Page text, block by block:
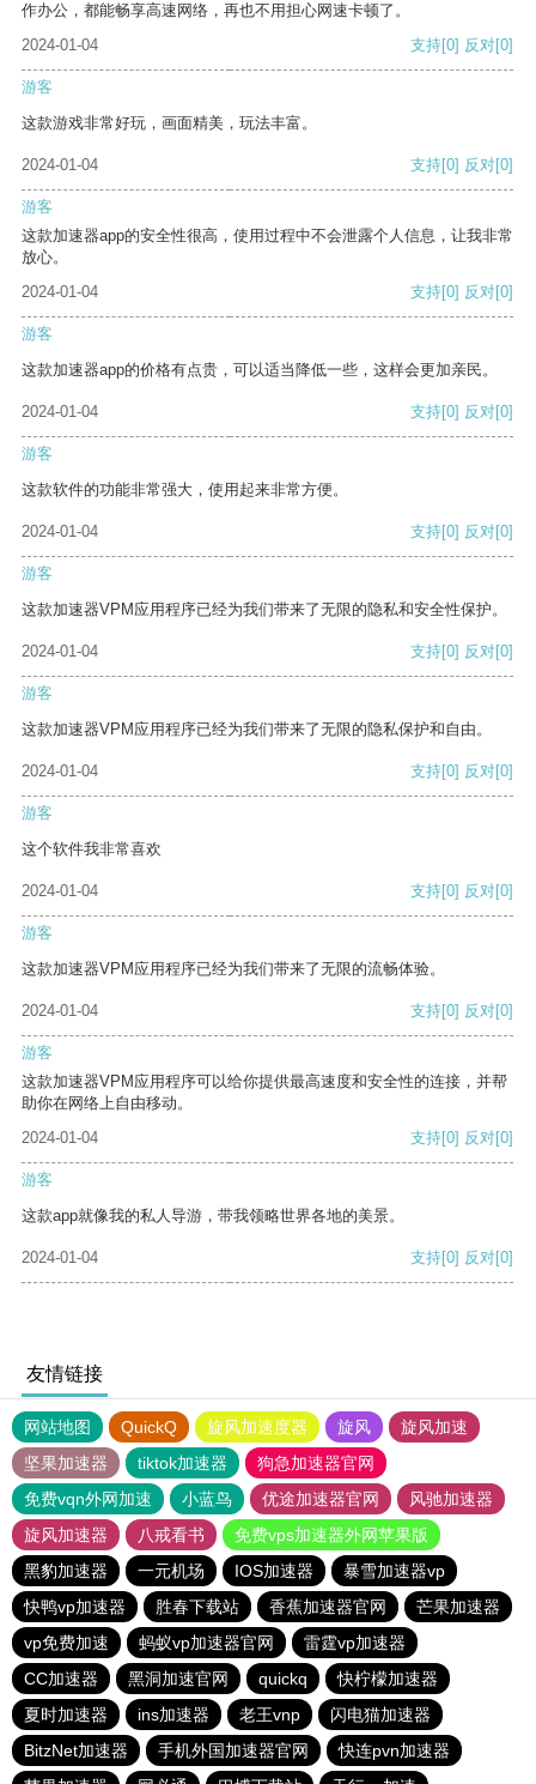
作办公，都能畅享高速网络，再也不用担心网速卡顿了。
2024-01-04
支持[0] 反对[0]
游客
这款游戏非常好玩，画面精美，玩法丰富。
2024-01-04 支持[0] 反对[0]
游客
这款加速器app的安全性很高，使用过程中不会泄露个人信息，让我非常
放心。
2024-01-04
支持[0] 反对[0]
游客
这款加速器app的价格有点贵，可以适当降低一些，这样会更加亲民。
2024-01-04 支持[0] 反对[0]
游客
这款软件的功能非常强大，使用起来非常方便。
2024-01-04 支持[0] 反对[0]
游客
这款加速器VPM应用程序已经为我们带来了无限的隐私和安全性保护。
2024-01-04 支持[0] 反对[0]
游客
这款加速器VPM应用程序已经为我们带来了无限的隐私保护和自由。
2024-01-04 支持[0] 反对[0]
游客
这个软件我非常喜欢
2024-01-04 支持[0] 反对[0]
游客
这款加速器VPM应用程序已经为我们带来了无限的流畅体验。
2024-01-04 支持[0] 反对[0]
游客
这款加速器VPM应用程序可以给你提供最高速度和安全性的连接，并帮
助你在网络上自由移动。
2024-01-04
支持[0] 反对[0]
游客
这款app就像我的私人导游，带我领略世界各地的美景。
2024-01-04 支持[0] 反对[0]
友情链接
网站地图 QuickQ 旋风加速度器 旋风
旋风加速
坚果加速器
tiktok加速器
狗急加速器官网
免费vqn外网加速
小蓝鸟 优途加速器官网
风驰加速器
旋风加速器
八戒看书
免费vps加速器外网苹果版
黑豹加速器
一元机场 IOS加速器
暴雪加速器vp
快鸭vp加速器
胜春下载站 香蕉加速器官网
芒果加速器
vp免费加速
蚂蚁vp加速器官网
雷霆vp加速器
CC加速器
黑洞加速官网 quickq
快柠檬加速器
夏时加速器
ins加速器 老王vnp
闪电猫加速器
BitzNet加速器
手机外国加速器官网
快连pvn加速器